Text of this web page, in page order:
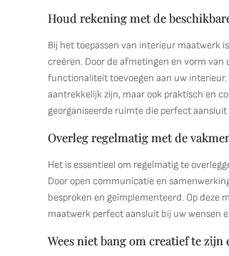
Houd rekening met de
Bij het toepassen van interieur maatwerk
creëren. Door de afmetingen en vorm
functionaliteit toevoegen aan uw
aantrekkelijk zijn, maar ook praktisch en
georganiseerde ruimte die perfect
Overleg regelmatig met de
Het is essentieel om regelmatig te
Door open communicatie en
besproken en geïmplementeerd. Op
maatwerk perfect aansluit bij uw wensen
Wees niet bang om creatief te